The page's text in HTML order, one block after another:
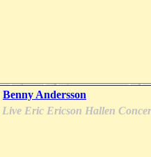
Benny Andersson
Live Eric Ericson Hallen